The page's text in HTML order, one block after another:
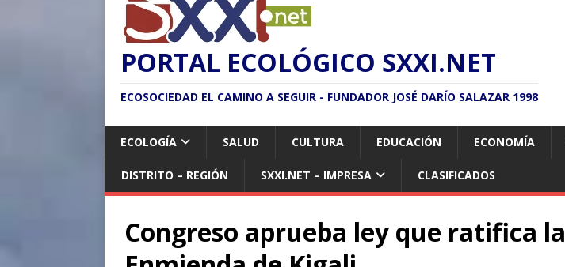
PORTAL ECOLÓGICO SXXI.NET
ECOSOCIEDAD EL CAMINO A SEGUIR - FUNDADOR JOSÉ DARÍO SALAZAR 1998
ECOLOGÍA SALUD CULTURA EDUCACIÓN ECONOMÍA
DISTRITO – REGIÓN SXXI.NET – IMPRESA CLASIFICADOS
Congreso aprueba ley que ratifica la